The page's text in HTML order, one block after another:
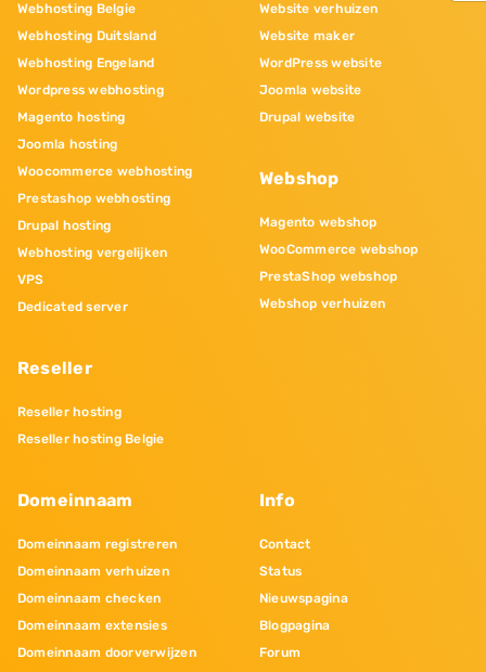
Webhosting Belgie
Webhosting Duitsland
Webhosting Engeland
Wordpress webhosting
Magento hosting
Joomla hosting
Woocommerce webhosting
Prestashop webhosting
Drupal hosting
Webhosting vergelijken
VPS
Dedicated server
Reseller
Reseller hosting
Reseller hosting Belgie
Website verhuizen
Website maker
WordPress website
Joomla website
Drupal website
Webshop
Magento webshop
WooCommerce webshop
PrestaShop webshop
Webshop verhuizen
Domeinnaam
Domeinnaam registreren
Domeinnaam verhuizen
Domeinnaam checken
Domeinnaam extensies
Domeinnaam doorverwijzen
Info
Contact
Status
Nieuwspagina
Blogpagina
Forum